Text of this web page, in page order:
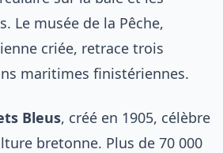
Le musée de la Pêche,
criée, retrace trois
maritimes finistériennes.
Bleus, créé en 1905, célèbre
bretonne. Plus de 70 000